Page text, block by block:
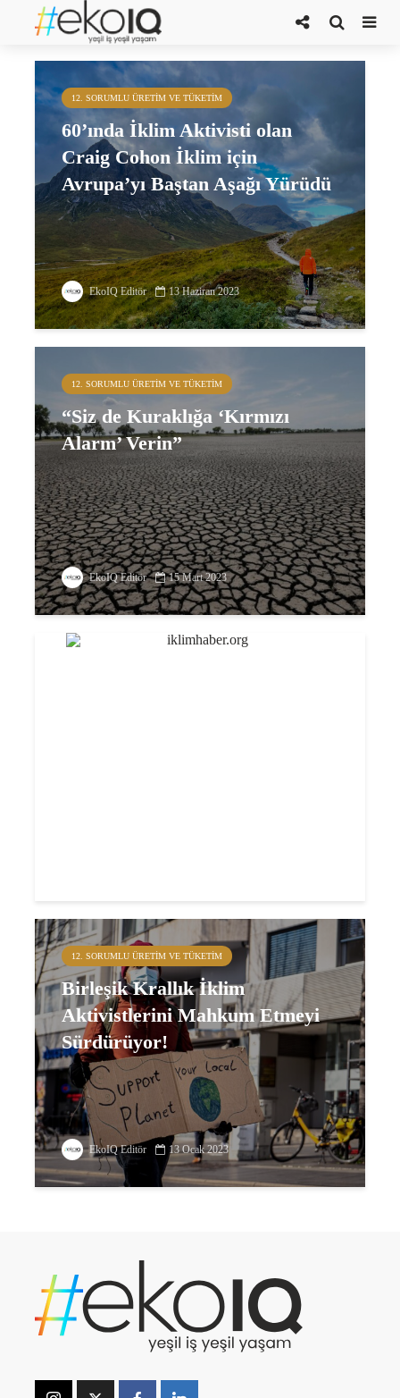
iklim aktivisti
12. SORUMLU ÜRETIM VE TÜKETIM
60’ında İklim Aktivisti olan
Craig Cohon İklim için
Avrupa’yı Baştan Aşağı Yürüdü
EkoIQ Editör 13 Haziran 2023
12. SORUMLU ÜRETIM VE TÜKETIM
“Siz de Kuraklığa ‘Kırmızı
Alarm’ Verin”
EkoIQ Editör 15 Mart 2023
12. SORUMLU ÜRETIM VE TÜKETIM
Birleşik Krallık İklim
Aktivistlerini Mahkum Etmeyi
Sürdürüyor!
EkoIQ Editör 13 Ocak 2023